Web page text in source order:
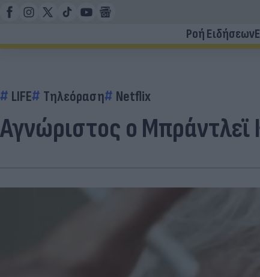
Ροή Ειδήσεων
LIFE Τηλεόραση Netflix
Αγνώριστος ο Μπράντλεϊ